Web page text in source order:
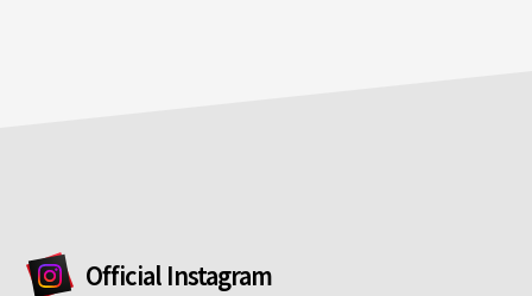
Official Instagram